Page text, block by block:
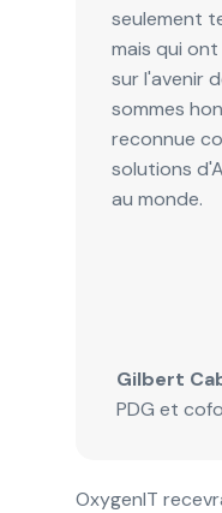
seulement
mais qui
sur l'avenir
sommes
reconnue
solutions
au monde.
Gilbert
PDG et
OxygenIT